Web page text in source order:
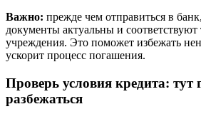
Важно: прежде чем отправиться в
документы актуальны и соответствуют
учреждения. Это поможет избежать
ускорит процесс погашения.
Проверь условия кредита: тут
разбежаться